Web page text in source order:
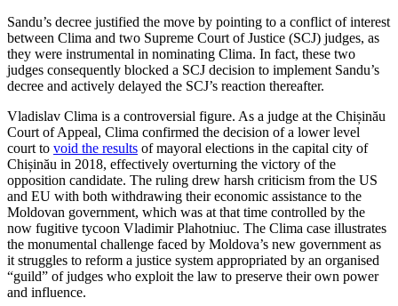
Sandu’s decree justified the move by pointing to a conflict of interest
between Clima and two Supreme Court of Justice (SCJ) judges, as
they were instrumental in nominating Clima. In fact, these two
judges consequently blocked a SCJ decision to implement Sandu’s
decree and actively delayed the SCJ’s reaction thereafter.
Vladislav Clima is a controversial figure. As a judge at the Chișinău
Court of Appeal, Clima confirmed the decision of a lower level
court to void the results of mayoral elections in the capital city of
Chișinău in 2018, effectively overturning the victory of the
opposition candidate. The ruling drew harsh criticism from the US
and EU with both withdrawing their economic assistance to the
Moldovan government, which was at that time controlled by the
now fugitive tycoon Vladimir Plahotniuc. The Clima case illustrates
the monumental challenge faced by Moldova’s new government as
it struggles to reform a justice system appropriated by an organised
“guild” of judges who exploit the law to preserve their own power
and influence.